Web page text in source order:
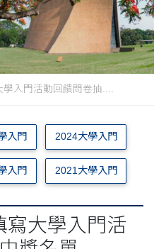
入門活動回饋問卷抽....
入門 2024大學入門
入門 2021大學入門
寫大學入門活